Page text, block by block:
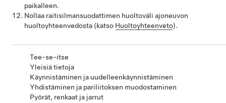
paikalleen.
Nollaa raitisilmansuodattimen huoltoväli ajoneuvon
huoltoyhteenvedosta (katso Huoltoyhteenveto).
Tee-se-itse
Yleisiä tietoja
Käynnistäminen ja uudelleenkäynnistäminen
Yhdistäminen ja pariliitoksen muodostaminen
Pyörät, renkaat ja jarrut